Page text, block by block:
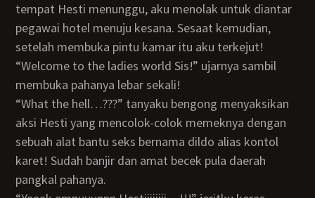
tempat Hesti menunggu, aku menolak untuk diantar
pegawai hotel menuju kesana. Sesaat kemudian,
setelah membuka pintu kamar itu aku terkejut!
“Welcome to the ladies world Sis!” ujarnya sambil
membuka pahanya lebar sekali!
“What the hell…???” tanyaku bengong menyaksikan
aksi Hesti yang mencolok-colok memeknya dengan
sebuah alat bantu seks bernama dildo alias kontol
karet! Sudah banjir dan amat becek pula daerah
pangkal pahanya.